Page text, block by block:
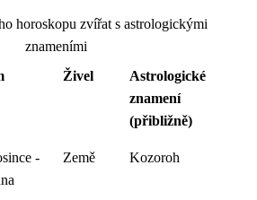
horoskopu zvířat s astrologickými
znameními
Živel
Astrologické
znamení
(přibližně)
-
Země Kozoroh